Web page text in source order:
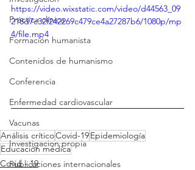
Práctica clínica
Formación humanista
Contenidos de humanismo
Conferencia
Enfermedad cardiovascular
Vacunas
Investigacion propia
Publicaciones internacionales
https://video.wixstatic.com/video/d44563_09
218d7c32f242269c479ce4a27287b6/1080p/mp
4/file.mp4
Análisis críticoCovid-19Epidemiología
Educación médica
Covid - 19